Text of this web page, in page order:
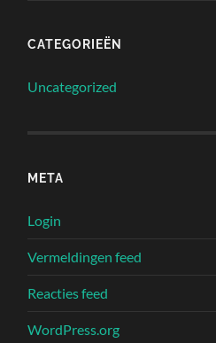
CATEGORIEËN
Uncategorized
META
Login
Vermeldingen feed
Reacties feed
WordPress.org